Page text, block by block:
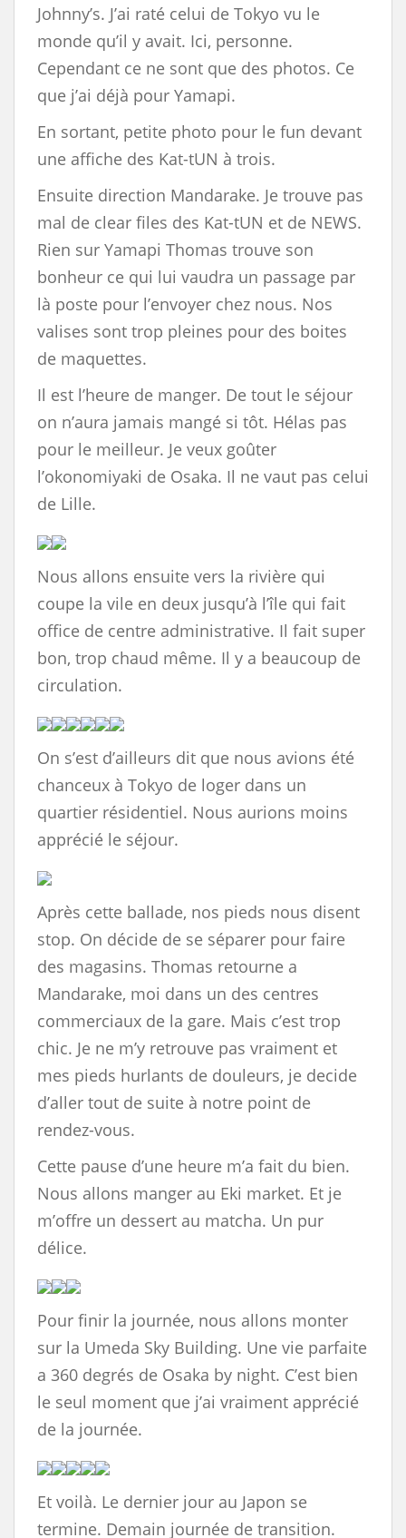
Johnny’s. J’ai raté celui de Tokyo vu le
monde qu’il y avait. Ici, personne.
Cependant ce ne sont que des photos. Ce
que j’ai déjà pour Yamapi.
En sortant, petite photo pour le fun devant
une affiche des Kat-tUN à trois.
Ensuite direction Mandarake. Je trouve pas
mal de clear files des Kat-tUN et de NEWS.
Rien sur Yamapi Thomas trouve son
bonheur ce qui lui vaudra un passage par
là poste pour l’envoyer chez nous. Nos
valises sont trop pleines pour des boites
de maquettes.
Il est l’heure de manger. De tout le séjour
on n’aura jamais mangé si tôt. Hélas pas
pour le meilleur. Je veux goûter
l’okonomiyaki de Osaka. Il ne vaut pas celui
de Lille.
Nous allons ensuite vers la rivière qui
coupe la vile en deux jusqu’à l’île qui fait
office de centre administrative. Il fait super
bon, trop chaud même. Il y a beaucoup de
circulation.
On s’est d’ailleurs dit que nous avions été
chanceux à Tokyo de loger dans un
quartier résidentiel. Nous aurions moins
apprécié le séjour.
Après cette ballade, nos pieds nous disent
stop. On décide de se séparer pour faire
des magasins. Thomas retourne a
Mandarake, moi dans un des centres
commerciaux de la gare. Mais c’est trop
chic. Je ne m’y retrouve pas vraiment et
mes pieds hurlants de douleurs, je decide
d’aller tout de suite à notre point de
rendez-vous.
Cette pause d’une heure m’a fait du bien.
Nous allons manger au Eki market. Et je
m’offre un dessert au matcha. Un pur
délice.
Pour finir la journée, nous allons monter
sur la Umeda Sky Building. Une vie parfaite
a 360 degrés de Osaka by night. C’est bien
le seul moment que j’ai vraiment apprécié
de la journée.
Et voilà. Le dernier jour au Japon se
termine. Demain journée de transition.